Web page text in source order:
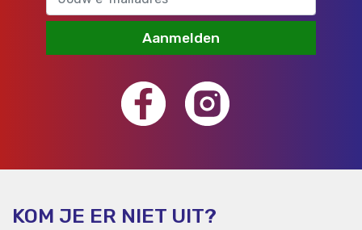
Aanmelden
KOM JE ER NIET UIT?